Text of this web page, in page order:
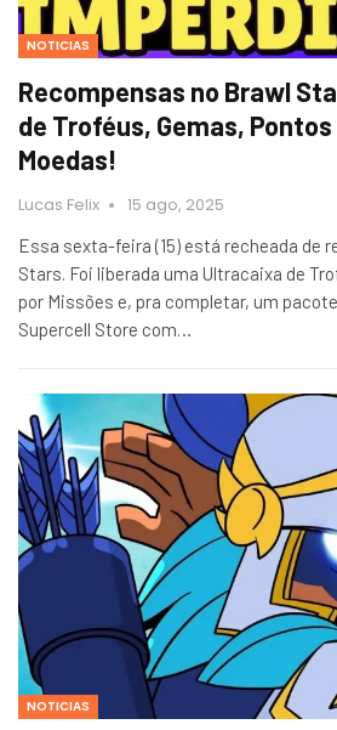
NOTICIAS
Recompensas no Brawl
de Troféus, Gemas, Pontos
Moedas!
Lucas Felix 15 ago, 2025
Essa sexta-feira (15) está recheada de
Stars. Foi liberada uma Ultracaixa de
por Missões e, pra completar, um
Supercell Store com…
NOTICIAS